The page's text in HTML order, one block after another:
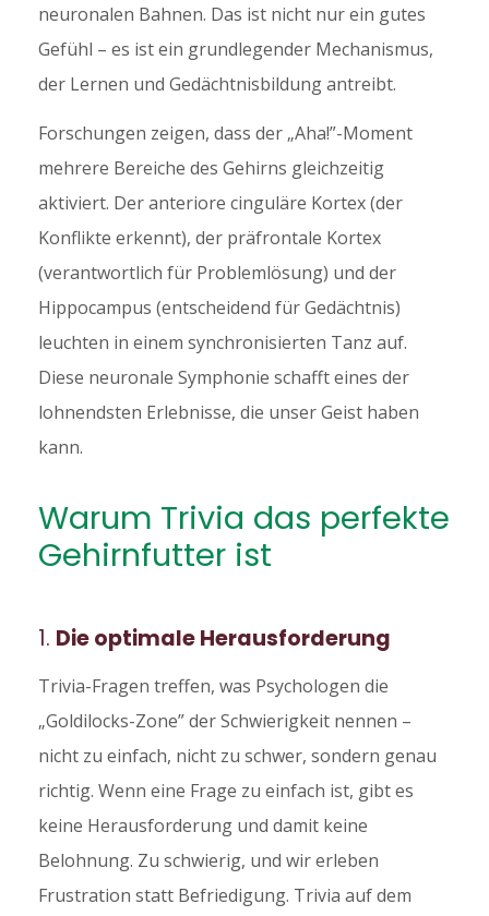
neuronalen Bahnen. Das ist nicht nur ein gutes
Gefühl – es ist ein grundlegender Mechanismus,
der Lernen und Gedächtnisbildung antreibt.
Forschungen zeigen, dass der „Aha!”-Moment
mehrere Bereiche des Gehirns gleichzeitig
aktiviert. Der anteriore cinguläre Kortex (der
Konflikte erkennt), der präfrontale Kortex
(verantwortlich für Problemlösung) und der
Hippocampus (entscheidend für Gedächtnis)
leuchten in einem synchronisierten Tanz auf.
Diese neuronale Symphonie schafft eines der
lohnendsten Erlebnisse, die unser Geist haben
kann.
Warum Trivia das perfekte
Gehirnfutter ist
1. Die optimale Herausforderung
Trivia-Fragen treffen, was Psychologen die
„Goldilocks-Zone” der Schwierigkeit nennen –
nicht zu einfach, nicht zu schwer, sondern genau
richtig. Wenn eine Frage zu einfach ist, gibt es
keine Herausforderung und damit keine
Belohnung. Zu schwierig, und wir erleben
Frustration statt Befriedigung. Trivia auf dem